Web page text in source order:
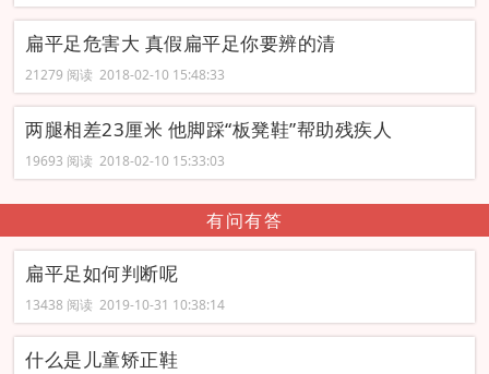
扁平足危害大 真假扁平足你要辨的清
21279 阅读 2018-02-10 15:48:33
两腿相差23厘米 他脚踩“板凳鞋”帮助残疾人
19693 阅读 2018-02-10 15:33:03
有问有答
扁平足如何判断呢
13438 阅读 2019-10-31 10:38:14
什么是儿童矫正鞋